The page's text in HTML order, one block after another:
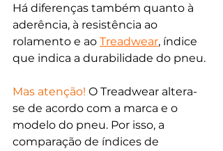
Há diferenças também quanto à
aderência, à resistência ao
rolamento e ao Treadwear, índice
que indica a durabilidade do pneu.
Mas atenção! O Treadwear altera-
se de acordo com a marca e o
modelo do pneu. Por isso, a
comparação de índices de